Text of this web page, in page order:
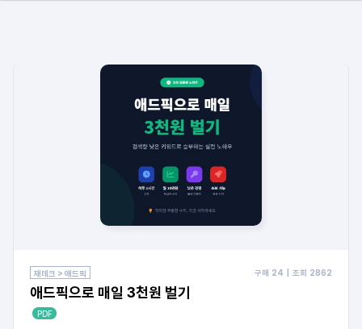
재테크 > 애드픽 구매 24 | 조회 2862
애드픽으로 매일 3천원 벌기
PDF